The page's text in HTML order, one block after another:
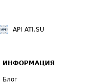
API ATI.SU
ИНФОРМАЦИЯ
Блог